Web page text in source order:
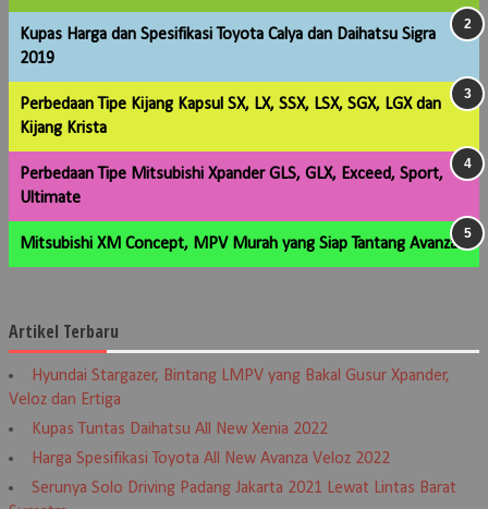
Kupas Harga dan Spesifikasi Toyota Calya dan Daihatsu Sigra
2019
Perbedaan Tipe Kijang Kapsul SX, LX, SSX, LSX, SGX, LGX dan
Kijang Krista
Perbedaan Tipe Mitsubishi Xpander GLS, GLX, Exceed, Sport,
Ultimate
Mitsubishi XM Concept, MPV Murah yang Siap Tantang Avanza
Artikel Terbaru
Hyundai Stargazer, Bintang LMPV yang Bakal Gusur Xpander,
Veloz dan Ertiga
Kupas Tuntas Daihatsu All New Xenia 2022
Harga Spesifikasi Toyota All New Avanza Veloz 2022
Serunya Solo Driving Padang Jakarta 2021 Lewat Lintas Barat